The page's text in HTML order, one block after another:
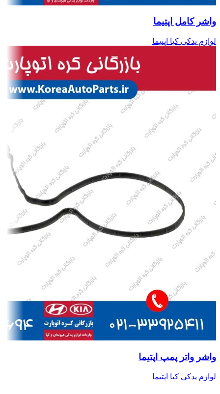
واشر کامل اپتیما
لوازم یدکی کیا اپتیما
واشر واتر پمپ اپتیما
لوازم یدکی کیا اپتیما